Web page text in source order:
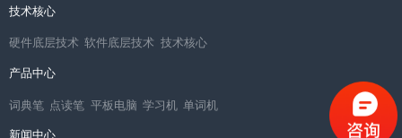
技术核心
硬件底层技术 软件底层技术 技术核心
产品中心
词典笔 点读笔 平板电脑 学习机 单词机
新闻中心